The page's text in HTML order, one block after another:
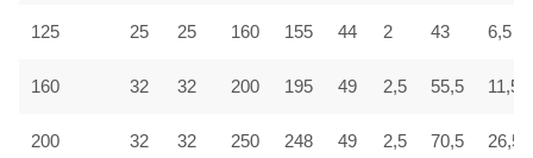
125 25 25 160 155 44 2 43 6,5
160 32 32 200 195 49 2,5 55,5 11,5
200 32 32 250 248 49 2,5 70,5 26,5